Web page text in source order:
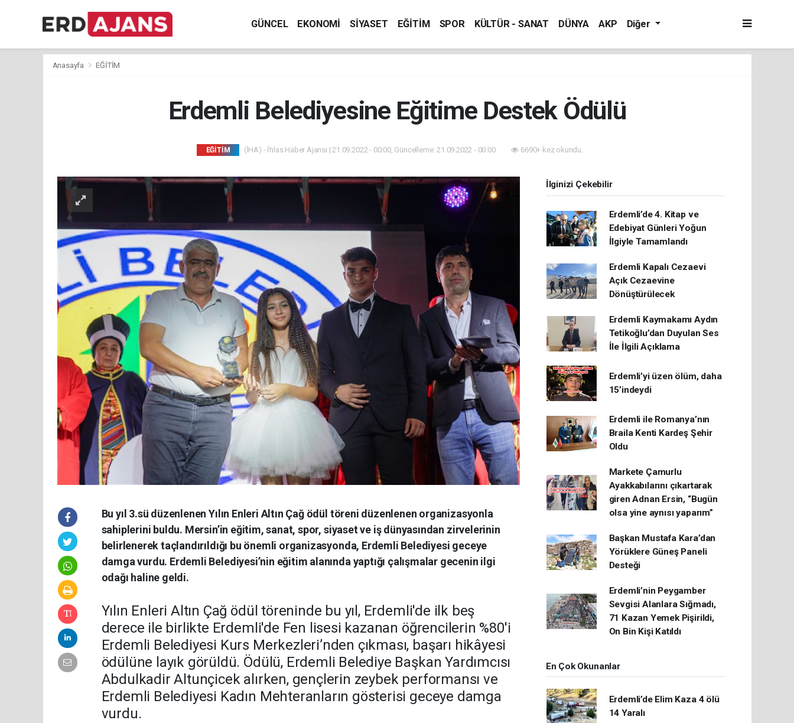
GÜNCEL EKONOMİ SİYASET EĞİTİM SPOR KÜLTÜR - SANAT DÜNYA AKP Diğer
Anasayfa EĞİTİM
Erdemli Belediyesine Eğitime Destek Ödülü
EĞİTİM (İHA) - İhlas Haber Ajansı | 21.09.2022 - 00:00, Güncelleme: 21.09.2022 - 00:00 6690+ kez okundu.
Bu yıl 3.sü düzenlenen Yılın Enleri Altın Çağ ödül töreni düzenlenen organizasyonla
sahiplerini buldu. Mersin’in eğitim, sanat, spor, siyaset ve iş dünyasından zirvelerinin
belirlenerek taçlandırıldığı bu önemli organizasyonda, Erdemli Belediyesi geceye
damga vurdu. Erdemli Belediyesi’nin eğitim alanında yaptığı çalışmalar gecenin ilgi
odağı haline geldi.
Yılın Enleri Altın Çağ ödül töreninde bu yıl, Erdemli'de ilk beş
derece ile birlikte Erdemli'de Fen lisesi kazanan öğrencilerin %80'i
Erdemli Belediyesi Kurs Merkezleri’nden çıkması, başarı hikâyesi
ödülüne layık görüldü. Ödülü, Erdemli Belediye Başkan Yardımcısı
Abdulkadir Altunçicek alırken, gençlerin zeybek performansı ve
Erdemli Belediyesi Kadın Mehteranların gösterisi geceye damga
vurdu.
İlginizi Çekebilir
Erdemli’de 4. Kitap ve
Edebiyat Günleri Yoğun
İlgiyle Tamamlandı
Erdemli Kapalı Cezaevi
Açık Cezaevine
Dönüştürülecek
Erdemli Kaymakamı Aydın
Tetikoğlu’dan Duyulan Ses
İle İlgili Açıklama
Erdemli’yi üzen ölüm, daha
15’indeydi
Erdemli ile Romanya’nın
Braila Kenti Kardeş Şehir
Oldu
Markete Çamurlu
Ayakkabılarını çıkartarak
giren Adnan Ersin, “Bugün
olsa yine aynısı yaparım”
Başkan Mustafa Kara’dan
Yörüklere Güneş Paneli
Desteği
Erdemli’nin Peygamber
Sevgisi Alanlara Sığmadı,
71 Kazan Yemek Pişirildi,
On Bin Kişi Katıldı
En Çok Okunanlar
Erdemli’de Elim Kaza 4 ölü
14 Yaralı